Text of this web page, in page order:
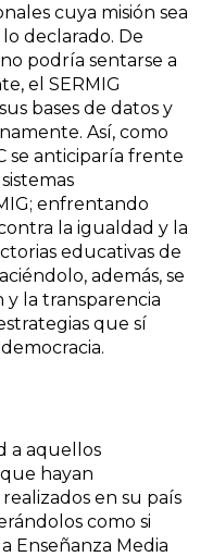
cuya misión sea
declarado. De
podría sentarse a
el SERMIG
bases de datos y
Así, como
se anticiparía frente
enfrentando
la igualdad y la
educativas de
además, se
la transparencia
que sí
a aquellos
hayan
en su país
como si
Enseñanza Media